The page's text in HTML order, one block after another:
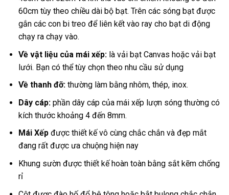
60cm tùy theo chiều dài bộ bạt. Trên các sóng bạt được
gắn các con bi treo để liên kết vào ray cho bạt di động
chạy ra chạy vào.
Về vật liệu của mái xếp:là vải bạt Canvas hoặc vải bạt
lưới. Bạn có thể tùy chọn theo nhu cầu sử dụng
Về thanh đỡ:thường làm bằng nhôm, thép, inox.
Dây cáp:phần dây cáp của mái xếp lượn sóng thường có
kích thước khoảng 4 đến 8mm.
Mái Xếpđược thiết kế vô cùng chắc chắn và đẹp mắt
đang rất được ưa chuộng hiện nay
Khung sườn được thiết kế hoàn toàn bằng sắt kẽm chống
rỉ